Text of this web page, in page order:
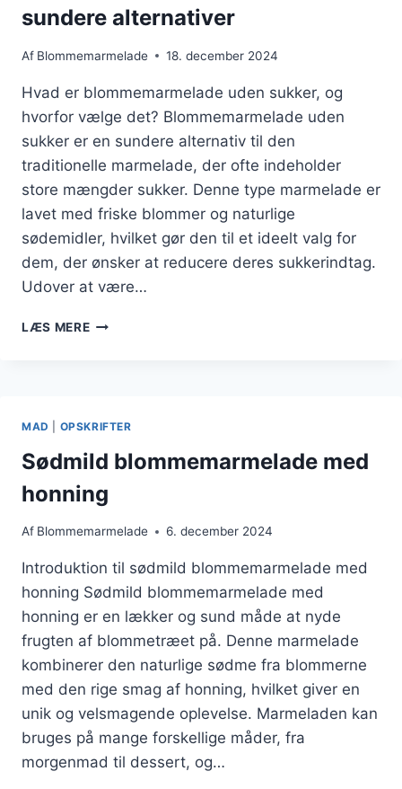
sundere alternativer
Af Blommemarmelade 18. december 2024
Hvad er blommemarmelade uden sukker, og
hvorfor vælge det? Blommemarmelade uden
sukker er en sundere alternativ til den
traditionelle marmelade, der ofte indeholder
store mængder sukker. Denne type marmelade er
lavet med friske blommer og naturlige
sødemidler, hvilket gør den til et ideelt valg for
dem, der ønsker at reducere deres sukkerindtag.
Udover at være…
LÆS MEREBLOMMEMARMELADE
MAD OPSKRIFTER
Sødmild blommemarmelade med
honning
Af Blommemarmelade 6. december 2024
Introduktion til sødmild blommemarmelade med
honning Sødmild blommemarmelade med
honning er en lækker og sund måde at nyde
frugten af blommetræet på. Denne marmelade
kombinerer den naturlige sødme fra blommerne
med den rige smag af honning, hvilket giver en
unik og velsmagende oplevelse. Marmeladen kan
bruges på mange forskellige måder, fra
morgenmad til dessert, og…